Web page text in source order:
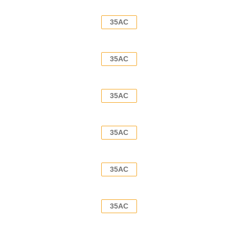
35AC
35AC
35AC
35AC
35AC
35AC